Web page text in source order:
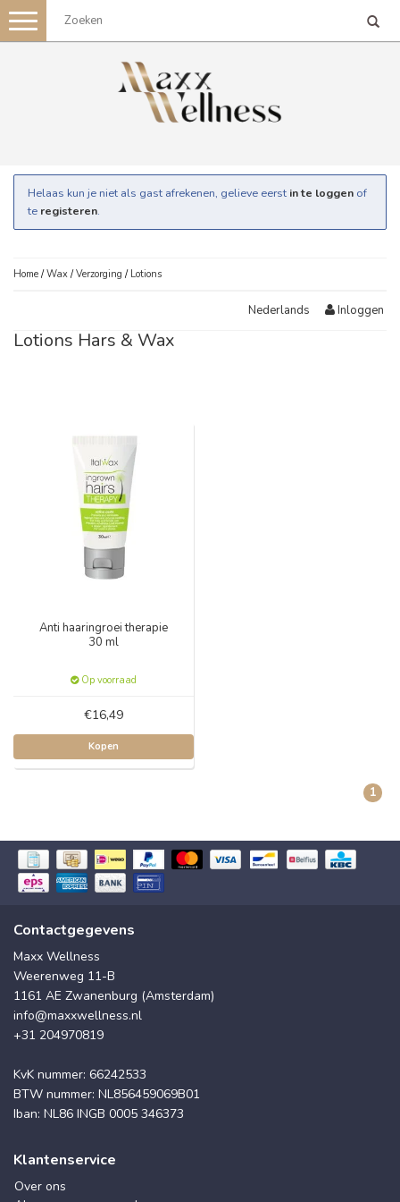
Toggle
navigation
Helaas kun je niet als gast afrekenen, gelieve eerst in te loggen of
te registeren.
Home /Wax /Verzorging / Lotions
Nederlands Inloggen
Lotions Hars & Wax
Anti haaringroei therapie
30 ml
Op voorraad
€16,49
Kopen
1
Contactgegevens
Maxx Wellness
Weerenweg 11-B
1161 AE Zwanenburg (Amsterdam)
info@maxxwellness.nl
+31 204970819
KvK nummer: 66242533
BTW nummer: NL856459069B01
Iban: NL86 INGB 0005 346373
Klantenservice
Over ons